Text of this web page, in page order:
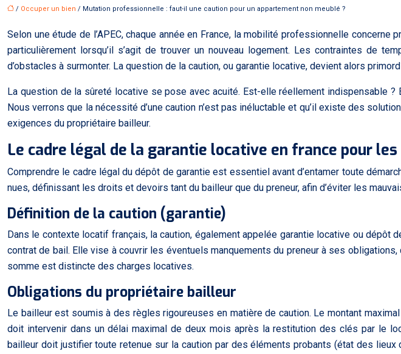
/ Occuper un bien / Mutation professionnelle : faut-il une caution pour un appartement non meublé ?
Selon une étude de l’APEC, chaque année en France, la mobilité professionnelle
particulièrement lorsqu’il s’agit de trouver un nouveau logement. Les contraintes de
d’obstacles à surmonter. La question de la caution, ou garantie locative, devient alors
La question de la sûreté locative se pose avec acuité. Est-elle réellement indispensable
Nous verrons que la nécessité d’une caution n’est pas inéluctable et qu’il existe des
exigences du propriétaire bailleur.
Le cadre légal de la garantie locative en france pour
Comprendre le cadre légal du dépôt de garantie est essentiel avant d’entamer toute
nues, définissant les droits et devoirs tant du bailleur que du preneur, afin d’éviter les
Définition de la caution (garantie)
Dans le contexte locatif français, la caution, également appelée garantie locative ou dépôt
contrat de bail. Elle vise à couvrir les éventuels manquements du preneur à ses
somme est distincte des charges locatives.
Obligations du propriétaire bailleur
Le bailleur est soumis à des règles rigoureuses en matière de caution. Le montant
doit intervenir dans un délai maximal de deux mois après la restitution des clés par le
bailleur doit justifier toute retenue sur la caution par des éléments probants (état des